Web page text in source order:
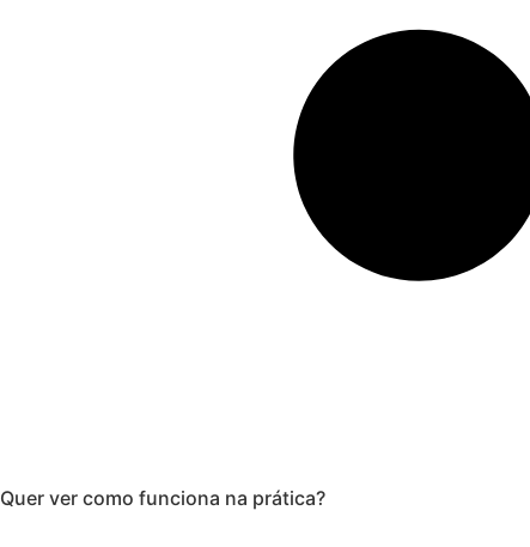
Quer ver como funciona na prática?